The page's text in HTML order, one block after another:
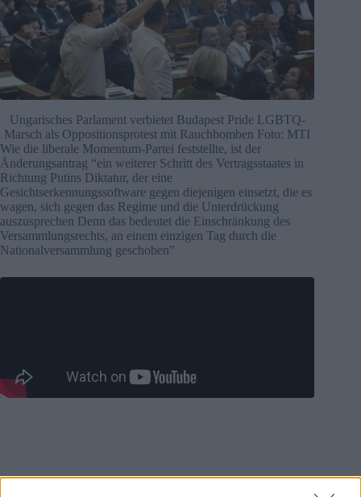
Ungarisches Parlament verbietet Budapest Pride LGBTQ-
Marsch als Oppositionsprotest mit Rauchbomben Foto: MTI
Wie die liberale Momentum-Partei feststellte, ist der
Änderungsantrag “ein weiterer Schritt des Vertragsstaates in
Richtung Putins Diktatur, der eine
Gesichtserkennungssoftware gegen diejenigen einsetzt, die es
wagen, sich gegen das Regime und die Unterdrückung
auszusprechen Denn das bedeutet die Einschränkung des
Versammlungsrechts, an einem einzigen Tag durch die
Nationalversammlung geschoben”